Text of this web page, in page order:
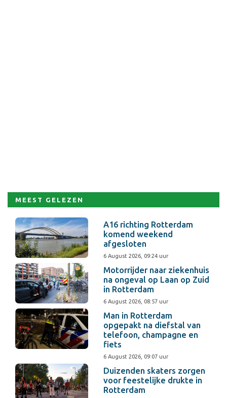
MEEST GELEZEN
A16 richting Rotterdam
komend weekend
afgesloten
6 August 2026, 09:24 uur
Motorrijder naar ziekenhuis
na ongeval op Laan op Zuid
in Rotterdam
6 August 2026, 08:57 uur
Man in Rotterdam
opgepakt na diefstal van
telefoon, champagne en
fiets
6 August 2026, 09:07 uur
Duizenden skaters zorgen
voor feestelijke drukte in
Rotterdam